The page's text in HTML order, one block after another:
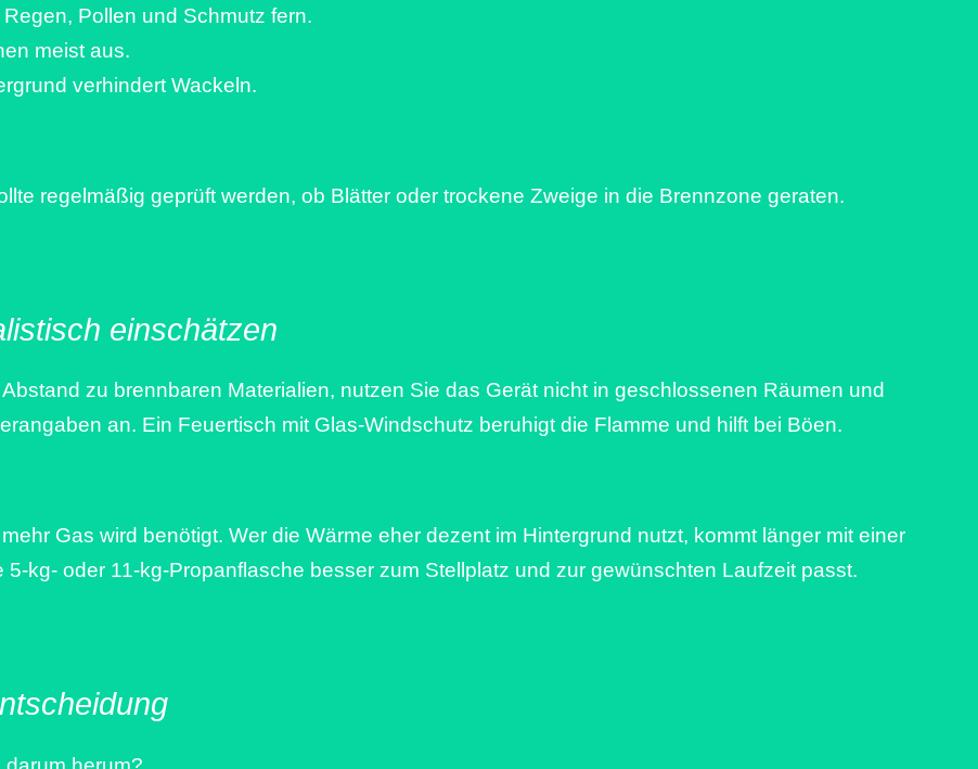
Pollen und Schmutz fern.
meist aus.
verhindert Wackeln.
regelmäßig geprüft werden, ob Blätter oder trockene Zweige in die Brennzone geraten.
einschätzen
zu brennbaren Materialien, nutzen Sie das Gerät nicht in geschlossenen Räumen und
an. Ein Feuertisch mit Glas-Windschutz beruhigt die Flamme und hilft bei Böen.
Gas wird benötigt. Wer die Wärme eher dezent im Hintergrund nutzt, kommt länger mit einer
kg- oder 11-kg-Propanflasche besser zum Stellplatz und zur gewünschten Laufzeit passt.